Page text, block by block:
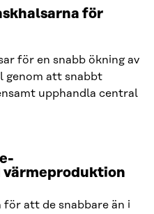
för
för en snabb ökning av
genom att snabbt
upphandla central
att de snabbare än i